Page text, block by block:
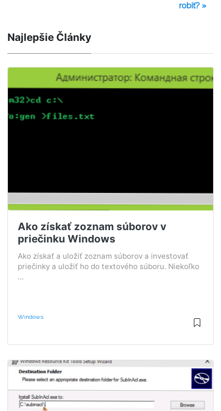
robiť? »
Najlepšie Články
Ako získať zoznam súborov v
priečinku Windows
Ako získať a uložiť zoznam súborov a investovať
priečinky a uložiť ho do textového súboru. Niekoľko
...
Windows